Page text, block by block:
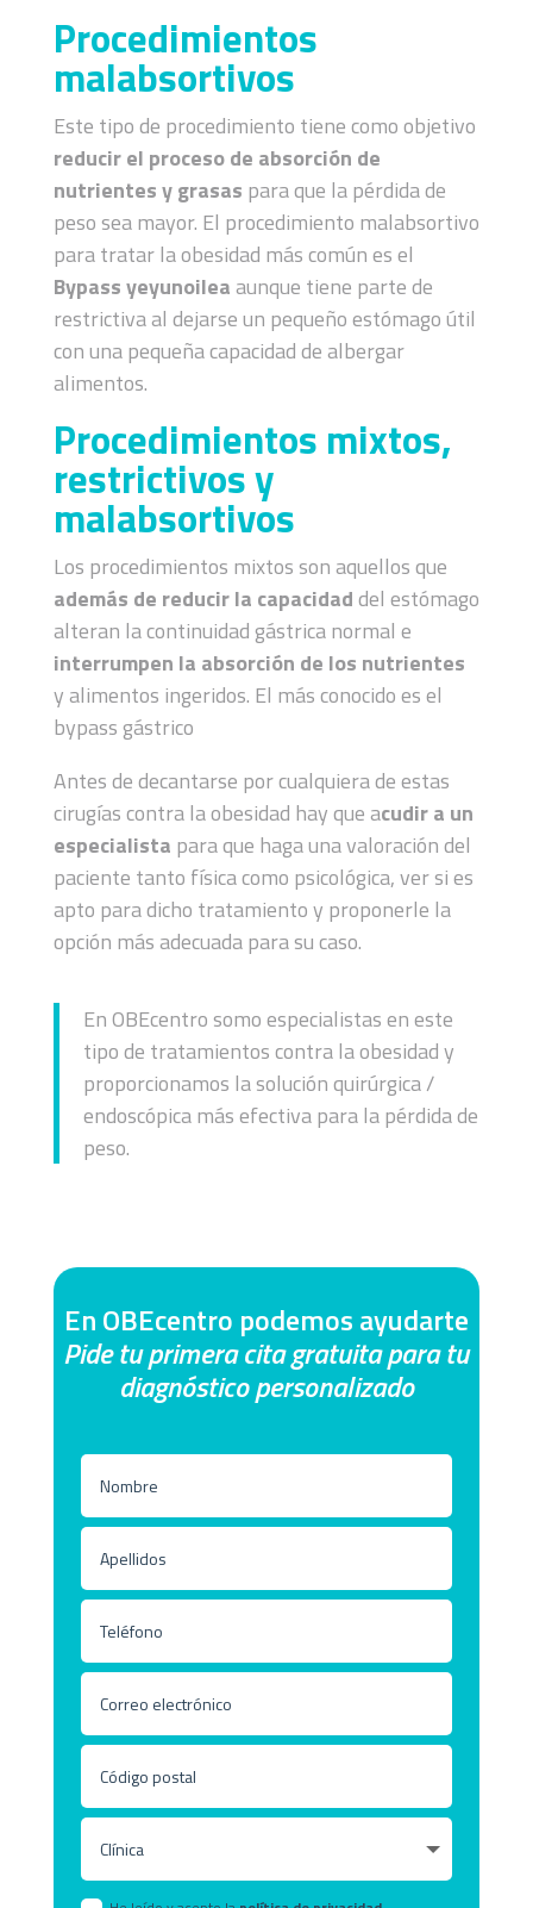
Procedimientos
malabsortivos
Este tipo de procedimiento tiene como objetivo
reducir el proceso de absorción de
nutrientes y grasas para que la pérdida de
peso sea mayor. El procedimiento malabsortivo
para tratar la obesidad más común es el
Bypass yeyunoileaaunque tiene parte de
restrictiva al dejarse un pequeño estómago útil
con una pequeña capacidad de albergar
alimentos.
Procedimientos mixtos,
restrictivos y
malabsortivos
Los procedimientos mixtos son aquellos que
además de reducir la capacidaddel estómago
alteran la continuidad gástrica normal e
interrumpen la absorción de los nutrientes
y alimentos ingeridos. El más conocido es el
bypass gástrico
Antes de decantarse por cualquiera de estas
cirugías contra la obesidad hay que acudir a un
especialista para que haga una valoración del
paciente tanto física como psicológica, ver si es
apto para dicho tratamiento y proponerle la
opción más adecuada para su caso.
En OBEcentro somo especialistas en este
tipo de tratamientos contra la obesidad y
proporcionamos la solución quirúrgica /
endoscópica más efectiva para la pérdida de
peso.
En OBEcentro podemos ayudarte
Pide tu primera cita gratuita para tu
diagnóstico personalizado